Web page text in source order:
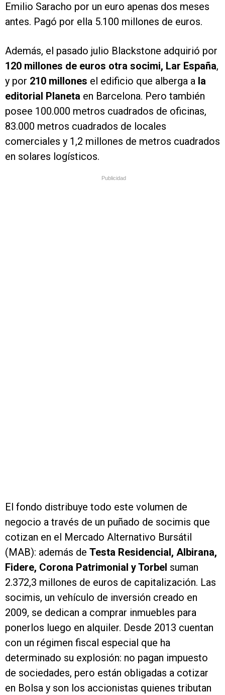
Emilio Saracho por un euro apenas dos meses
antes. Pagó por ella 5.100 millones de euros.
Además, el pasado julio Blackstone adquirió por
120 millones de euros otra socimi, Lar España,
y por 210 millones el edificio que alberga a la
editorial Planeta en Barcelona. Pero también
posee 100.000 metros cuadrados de oficinas,
83.000 metros cuadrados de locales
comerciales y 1,2 millones de metros cuadrados
en solares logísticos.
Publicidad
El fondo distribuye todo este volumen de
negocio a través de un puñado de socimis que
cotizan en el Mercado Alternativo Bursátil
(MAB): además de Testa Residencial, Albirana,
Fidere, Corona Patrimonial y Torbel suman
2.372,3 millones de euros de capitalización. Las
socimis, un vehículo de inversión creado en
2009, se dedican a comprar inmuebles para
ponerlos luego en alquiler. Desde 2013 cuentan
con un régimen fiscal especial que ha
determinado su explosión: no pagan impuesto
de sociedades, pero están obligadas a cotizar
en Bolsa y son los accionistas quienes tributan